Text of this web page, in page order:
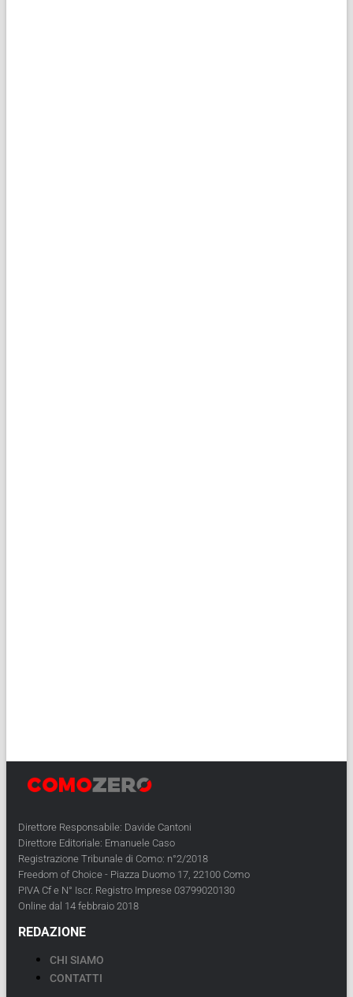
Direttore Responsabile: Davide Cantoni
Direttore Editoriale: Emanuele Caso
Registrazione Tribunale di Como: n°2/2018
Freedom of Choice - Piazza Duomo 17, 22100 Como
PIVA Cf e N° Iscr. Registro Imprese 03799020130
Online dal 14 febbraio 2018
REDAZIONE
CHI SIAMO
CONTATTI